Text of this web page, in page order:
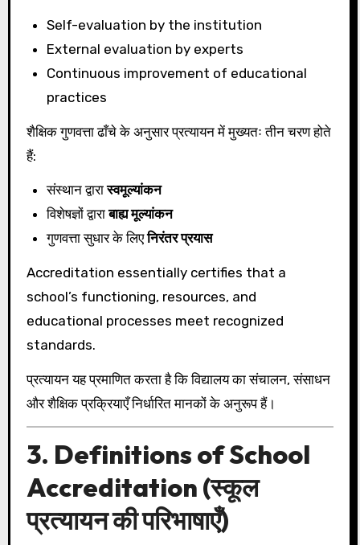
Self-evaluation by the institution
External evaluation by experts
Continuous improvement of educational
practices
शैक्षिक गुणवत्ता ढाँचे के अनुसार प्रत्यायन में मुख्यतः तीन चरण होते
हैं:
संस्थान द्वारास्वमूल्यांकन
विशेषज्ञों द्वाराबाह्य मूल्यांकन
गुणवत्ता सुधार के लिएनिरंतर प्रयास
Accreditation essentially certifies that a
school’s functioning, resources, and
educational processes meet recognized
standards.
प्रत्यायन यह प्रमाणित करता है कि विद्यालय का संचालन, संसाधन
और शैक्षिक प्रक्रियाएँ निर्धारित मानकों के अनुरूप हैं।
3. Definitions of School
Accreditation (स्कूल
प्रत्यायन की परिभाषाएँ)